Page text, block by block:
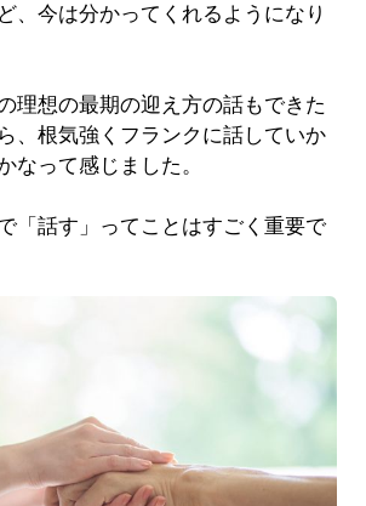
、今は分かってくれるようになり
理想の最期の迎え方の話もできた
、根気強くフランクに話していか
なって感じました。
「話す」ってことはすごく重要で